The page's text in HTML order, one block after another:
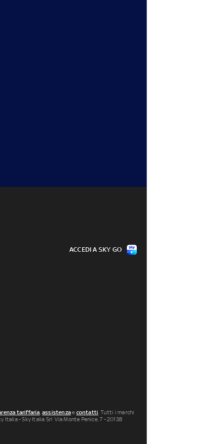
ACCEDI A SKY GO
tariffaria,assistenzae contatti. Tutti i marchi
- Sky Italia Srl Via Monte Penice, 7 - 20138